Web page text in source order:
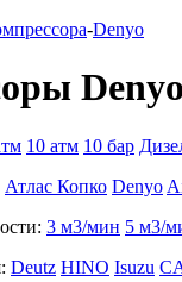
-Denyo
10 атм 10 бар
Атлас Копко Denyo
3 м3/мин 5 м3/
Deutz HINO Isuzu